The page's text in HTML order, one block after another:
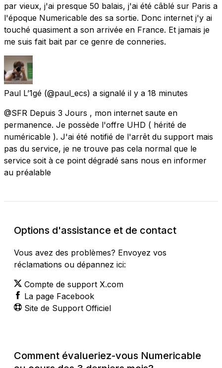
par vieux, j'ai presque 50 balais, j'ai été câblé sur Paris a
l'époque Numericable des sa sortie. Donc internet j'y ai
touché quasiment a son arrivée en France. Et jamais je
me suis fait bait par ce genre de conneries.
Paul L’1gé (@paul_ecs) a signalé il y a 18 minutes
@SFR Depuis 3 Jours , mon internet saute en
permanence. Je possède l'offre UHD ( hérité de
numéricable ). J'ai été notifié de l'arrêt du support mais
pas du service, je ne trouve pas cela normal que le
service soit à ce point dégradé sans nous en informer
au préalable
Options d'assistance et de contact
Vous avez des problèmes? Envoyez vos
réclamations ou dépannez ici:
Compte de support X.com
La page Facebook
Site de Support Officiel
Comment évalueriez-vous Numericable